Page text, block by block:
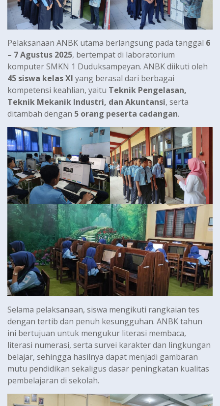
Pelaksanaan ANBK utama berlangsung pada tanggal 6
– 7 Agustus 2025, bertempat di laboratorium
komputer SMKN 1 Duduksampeyan. ANBK diikuti oleh
45 siswa kelas XI yang berasal dari berbagai
kompetensi keahlian, yaitu Teknik Pengelasan,
Teknik Mekanik Industri, dan Akuntansi, serta
ditambah dengan 5 orang peserta cadangan.
Selama pelaksanaan, siswa mengikuti rangkaian tes
dengan tertib dan penuh kesungguhan. ANBK tahun
ini bertujuan untuk mengukur literasi membaca,
literasi numerasi, serta survei karakter dan lingkungan
belajar, sehingga hasilnya dapat menjadi gambaran
mutu pendidikan sekaligus dasar peningkatan kualitas
pembelajaran di sekolah.